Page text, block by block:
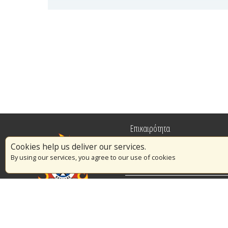
Cookies help us deliver our services.
By using our services, you agree to our use of cookies
Επικαιρότητα
Πυρασφάλεια